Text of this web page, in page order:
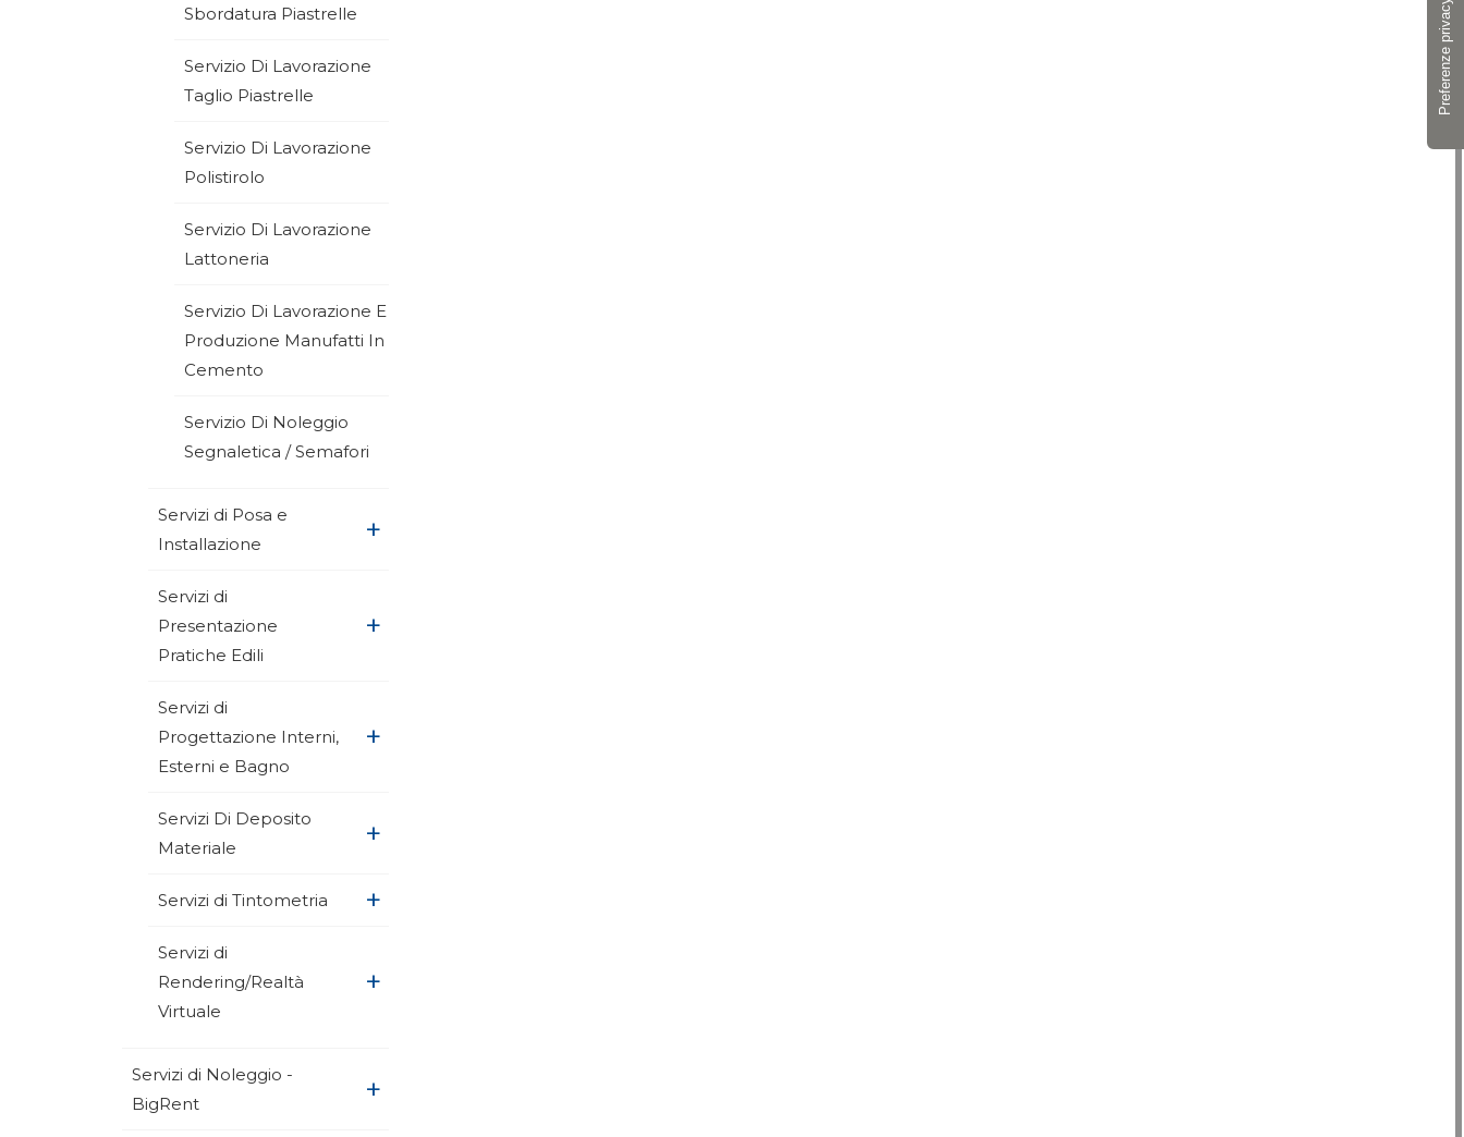
Sbordatura Piastrelle
Servizio Di Lavorazione
Taglio Piastrelle
Servizio Di Lavorazione
Polistirolo
Servizio Di Lavorazione
Lattoneria
Servizio Di Lavorazione E
Produzione Manufatti In
Cemento
Servizio Di Noleggio
Segnaletica / Semafori
Servizi di Posa e
Installazione
+
Servizi di
Presentazione
Pratiche Edili
+
Servizi di
Progettazione Interni,
Esterni e Bagno
+
Servizi Di Deposito
Materiale
+
Servizi di Tintometria +
Servizi di
Rendering/Realtà
Virtuale
+
Servizi di Noleggio -
BigRent
+